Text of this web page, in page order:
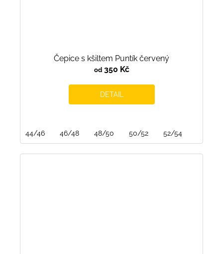
Čepice s kšiltem Puntík červený
od350 Kč
DETAIL
44/46 46/48 48/50 50/52 52/54